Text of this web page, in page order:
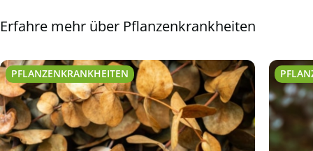
Erfahre mehr über Pflanzenkrankheiten
PFLANZENKRANKHEITEN